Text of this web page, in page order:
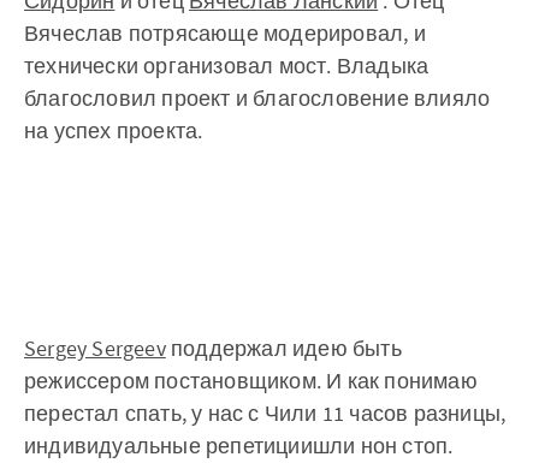
Вячеслав потрясающе модерировал, и
технически организовал мост. Владыка
благословил проект и благословение влияло
на успех проекта.
Sergey Sergeevподдержал идею быть
режиссером постановщиком. И как понимаю
перестал спать, у нас с Чили 11 часов разницы,
индивидуальные репетициишли нон стоп.